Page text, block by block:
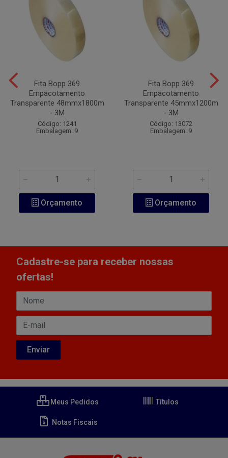
Fita Bopp 369
Empacotamento
Transparente 48mmx1800m
- 3M
Código: 1241
Embalagem: 9
Orçamento
Fita Bopp 369
Empacotamento
Transparente 45mmx1200m
- 3M
Código: 13072
Embalagem: 9
Orçamento
Cadastre-se para receber nossas
ofertas!
Meus Pedidos Títulos
Notas Fiscais